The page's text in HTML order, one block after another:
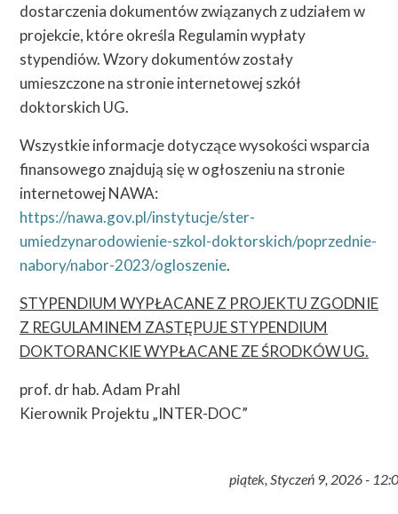
dostarczenia dokumentów związanych z udziałem w
projekcie, które określa Regulamin wypłaty
stypendiów. Wzory dokumentów zostały
umieszczone na stronie internetowej szkół
doktorskich UG.
Wszystkie informacje dotyczące wysokości wsparcia
finansowego znajdują się w ogłoszeniu na stronie
internetowej NAWA:
https://nawa.gov.pl/instytucje/ster-
umiedzynarodowienie-szkol-doktorskich/poprzednie-
nabory/nabor-2023/ogloszenie.
STYPENDIUM WYPŁACANE Z PROJEKTU ZGODNIE
Z REGULAMINEM ZASTĘPUJE STYPENDIUM
DOKTORANCKIE WYPŁACANE ZE ŚRODKÓW UG.
prof. dr hab. Adam Prahl
Kierownik Projektu „INTER-DOC”
piątek, Styczeń 9, 2026 -